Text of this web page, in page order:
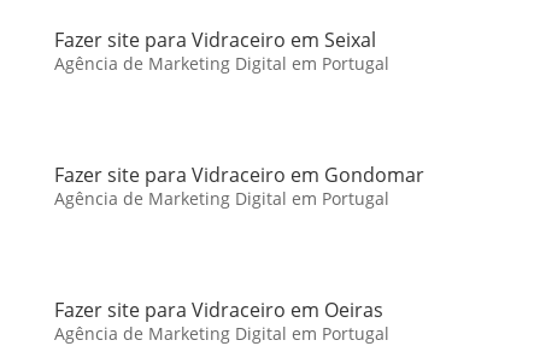
Fazer site para Vidraceiro em Seixal
Agência de Marketing Digital em Portugal
Fazer site para Vidraceiro em Gondomar
Agência de Marketing Digital em Portugal
Fazer site para Vidraceiro em Oeiras
Agência de Marketing Digital em Portugal